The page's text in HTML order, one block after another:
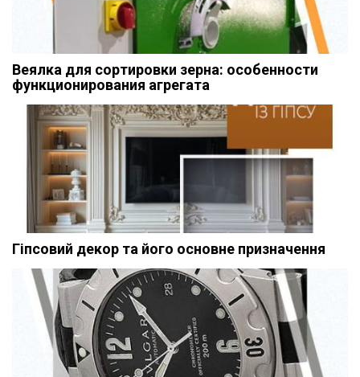
Веялка для сортировки зерна: особенности
функционирования агрегата
Гіпсовий декор та його основне призначення